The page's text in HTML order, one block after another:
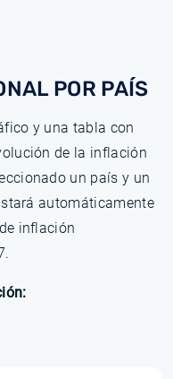
POR PAÍS
y una tabla con
de la inflación
un país y un
automáticamente
inflación